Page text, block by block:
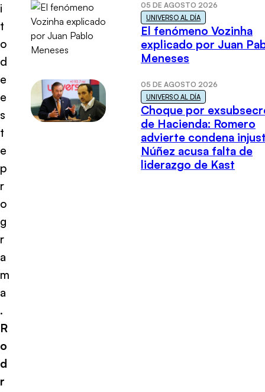
i
t
o
d
e
e
s
t
e
p
r
o
g
r
a
m
a
.
R
o
d
r
05 DE AGOSTO 2026
UNIVERSO AL DÍA
El fenómeno Vozinha
explicado por Juan
Meneses
05 DE AGOSTO 2026
UNIVERSO AL DÍA
Choque por
de Hacienda: Romero
advierte condena
Núñez acusa falta de
liderazgo de Kast